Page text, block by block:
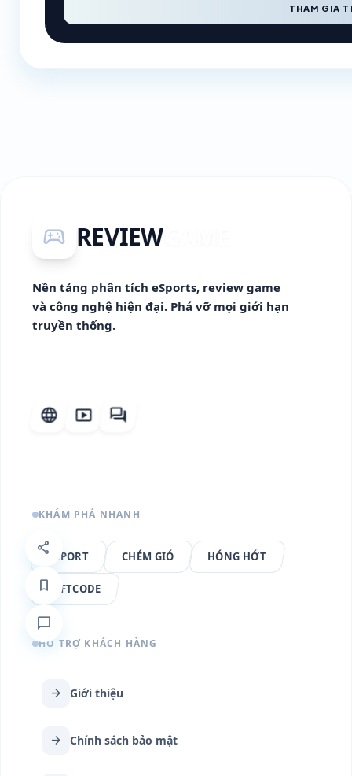
share
bookmark
chat_bubble
THAM GIA
sports_esports REVIEWGAME
Nền tảng phân tích eSports, review game
và công nghệ hiện đại. Phá vỡ mọi giới hạn
truyền thống.
language smart_display forum
KHÁM PHÁ NHANH
ESPORT CHÉM GIÓ HÓNG HỚT
GIFTCODE
HỖ TRỢ KHÁCH HÀNG
arrow_forward Giới thiệu
arrow_forward Chính sách bảo mật